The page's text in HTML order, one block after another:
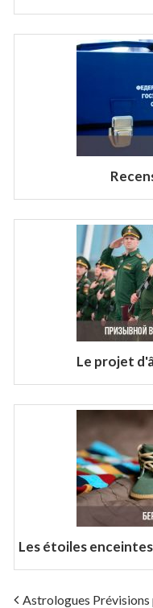
Le projet
Les étoiles
Astrologues Prévisions